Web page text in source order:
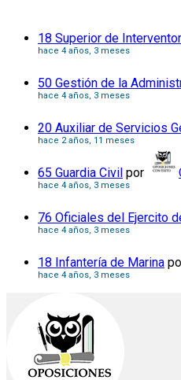
18 Superior de
hace 4 años, 3 meses
50 Gestión de la
hace 4 años, 3 meses
20 Auxiliar de Servicios
hace 2 años, 11 meses
65 Guardia Civil por
hace 4 años, 3 meses
76 Oficiales del Ejercito
hace 4 años, 3 meses
18 Infantería de Marina
hace 4 años, 3 meses